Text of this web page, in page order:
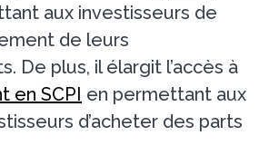
aux investisseurs de
de leurs
De plus, il élargit l’accès à
en SCPI en permettant aux
d’acheter des parts